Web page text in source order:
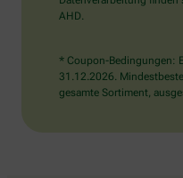
AHD.
* Coupon-Bedingungen:
31.12.2026.
gesamte Sortiment,